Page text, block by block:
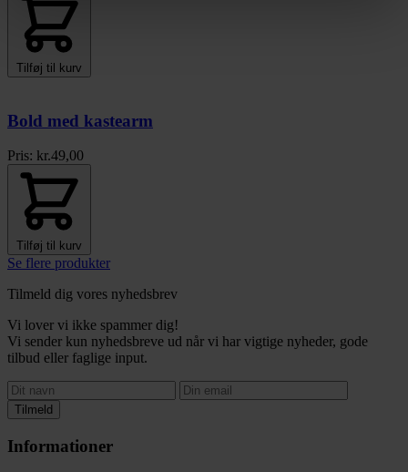
Tilføj til kurv
Bold med kastearm
Pris: kr.49,00
Tilføj til kurv
Se flere produkter
Tilmeld dig vores nyhedsbrev
Vi lover vi ikke spammer dig!
Vi sender kun nyhedsbreve ud når vi har vigtige nyheder, gode
tilbud eller faglige input.
Tilmeld
Informationer